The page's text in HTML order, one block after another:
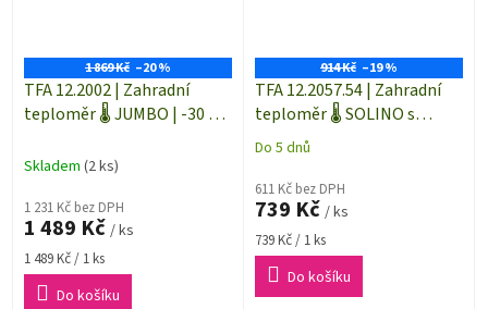
1 869 Kč –20 %
TFA 12.2002 | Zahradní
teploměr 🌡️ JUMBO | -30 až
Skladem (2 ks)
1 231 Kč bez DPH
1 489 Kč / ks
Měrná
cena:
1 489 Kč / 1 ks
Do košíku
914 Kč –19 %
TFA 12.2057.54 | Zahradní
teploměr 🌡️ SOLINO s
automatickým solárním
Průměrné
produktu
je
5,0
z
hvězdiček.
Do 5 dnů
611 Kč bez DPH
739 Kč / ks
Měrná
cena:
739 Kč / 1 ks
Do košíku